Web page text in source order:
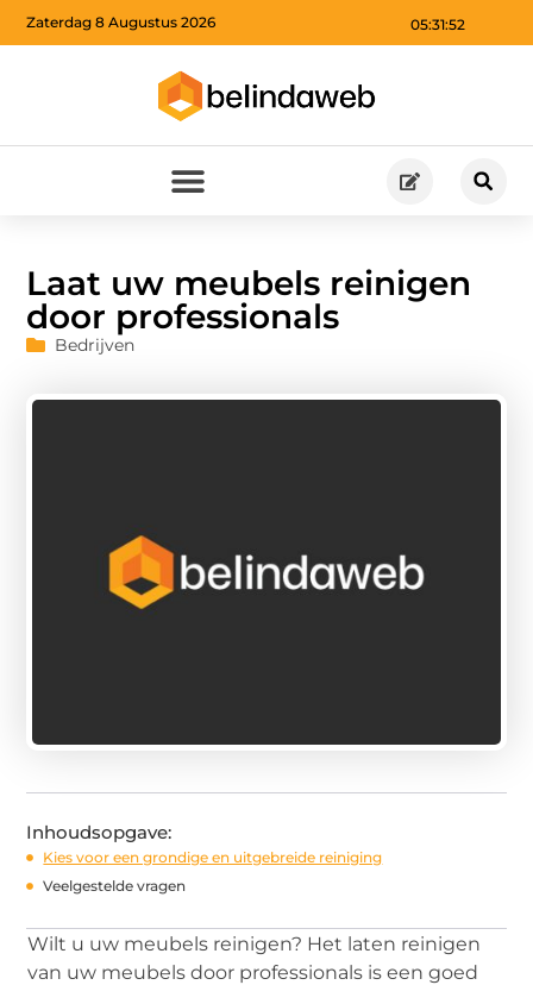
05:31:53
Zaterdag 8 Augustus 2026
Laat uw meubels reinigen
door professionals
Bedrijven
Inhoudsopgave:
Kies voor een grondige en uitgebreide reiniging
Veelgestelde vragen
Wilt u uw meubels reinigen? Het laten reinigen
van uw meubels door professionals is een goed